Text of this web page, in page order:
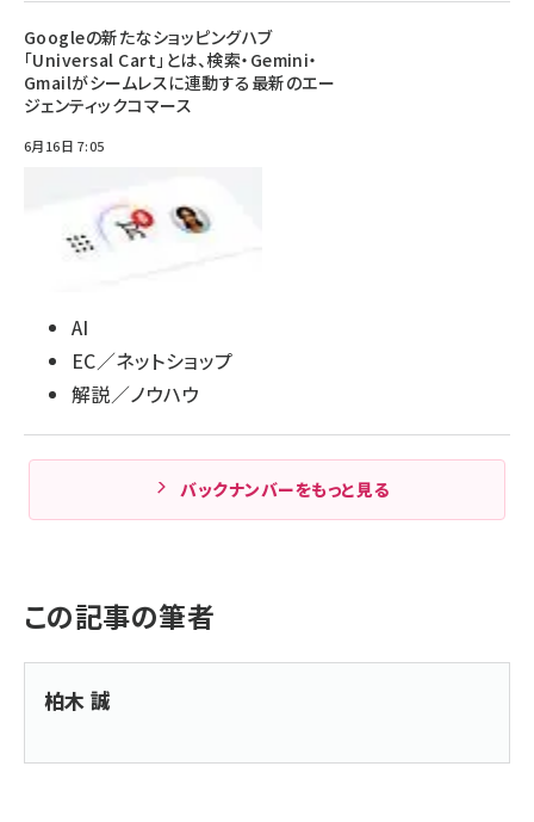
Googleの新たなショッピングハブ
「Universal Cart」とは、検索・Gemini・
Gmailがシームレスに連動する最新のエー
ジェンティックコマース
6月16日 7:05
AI
EC／ネットショップ
解説／ノウハウ
バックナンバーをもっと見る
この記事の筆者
柏木 誠